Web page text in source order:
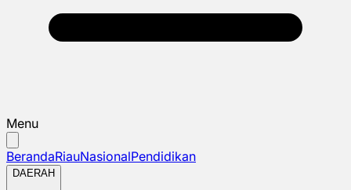
Menu
BerandaRiauNasionalPendidikan
DAERAH